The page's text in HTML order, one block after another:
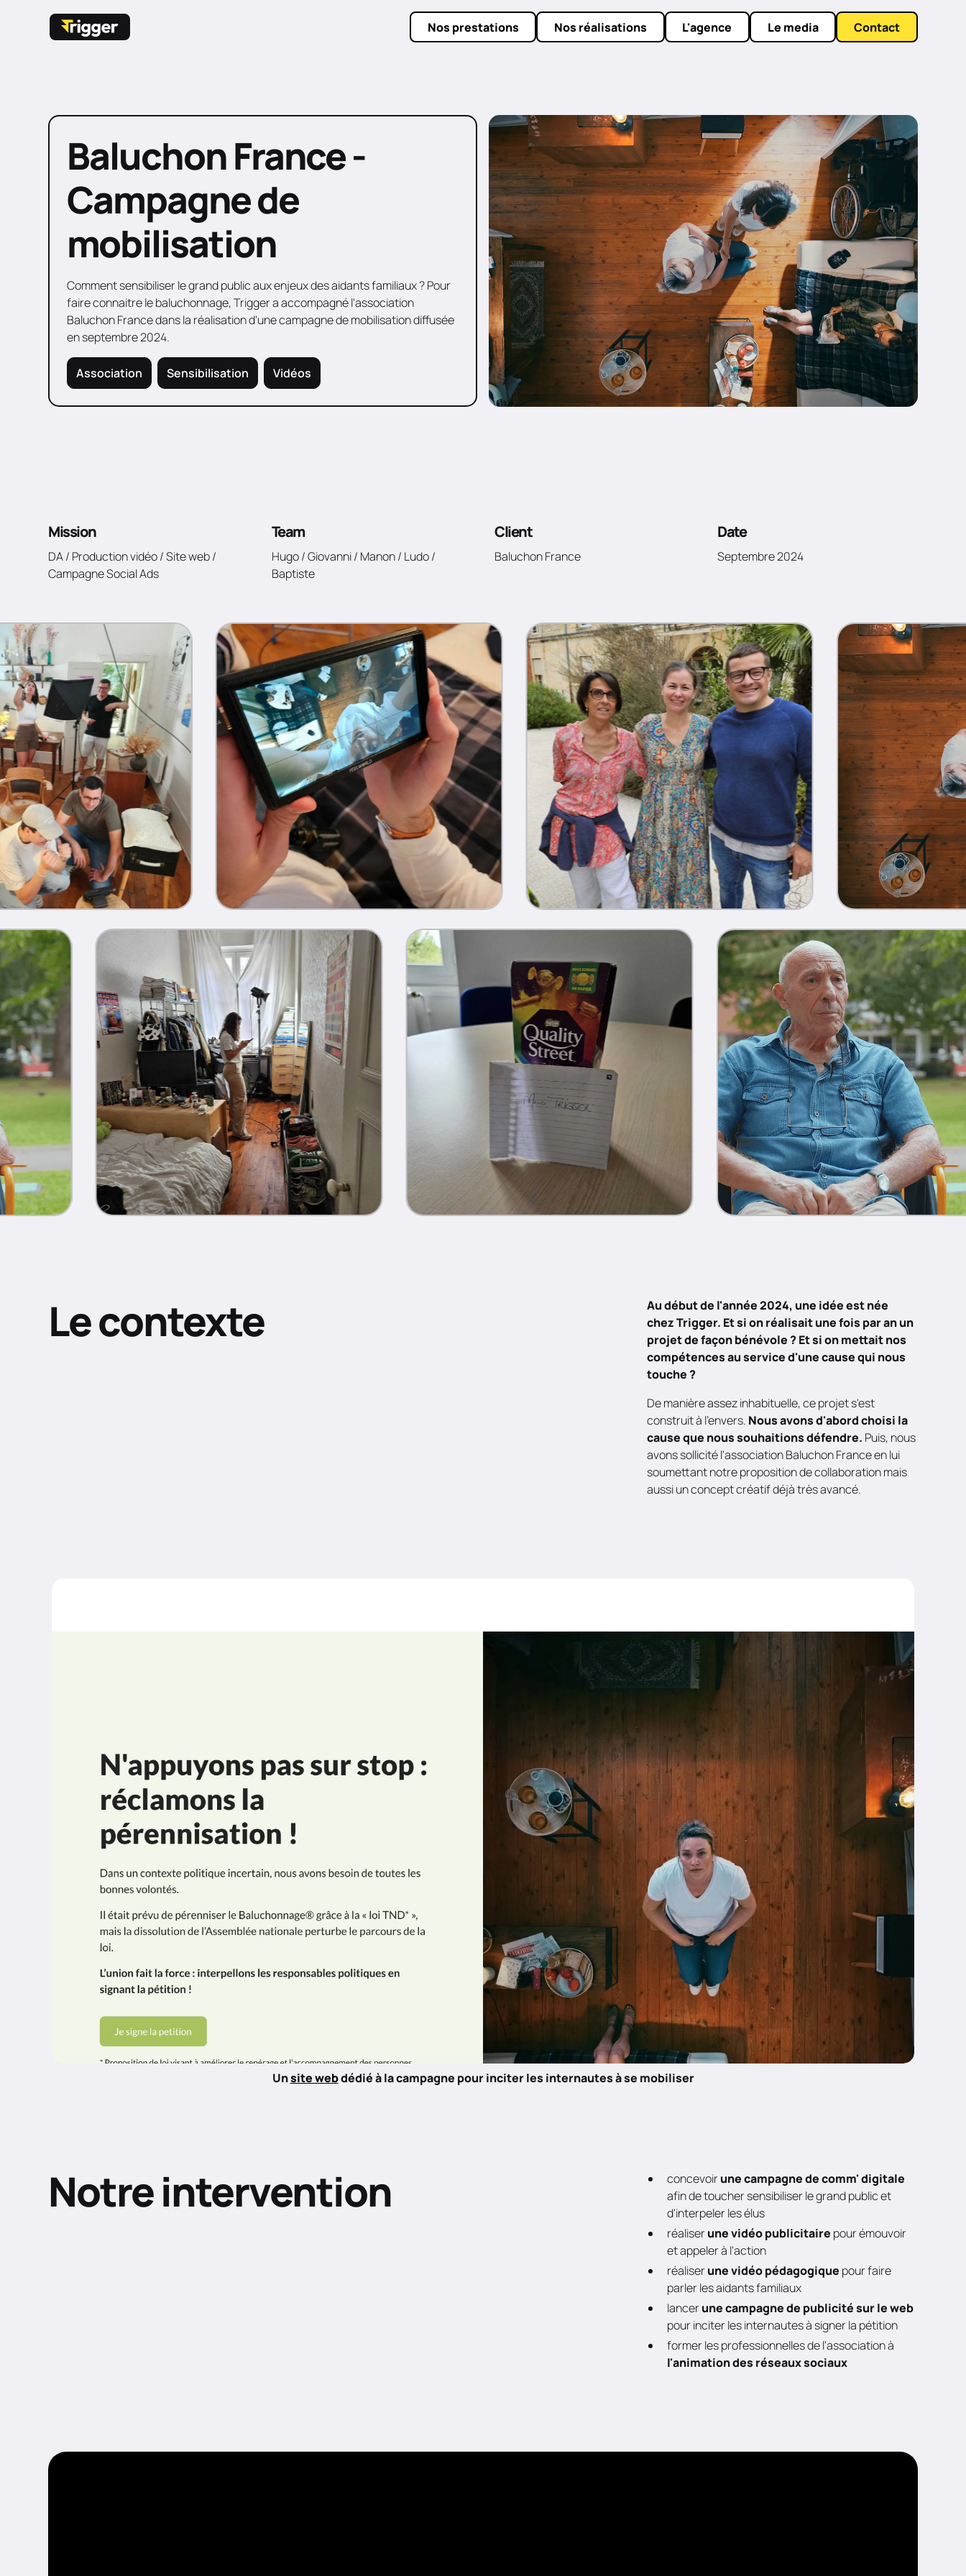
Nos prestations Nos réalisations L'agence Le media Contact
Baluchon France -
Campagne de
mobilisation
Comment sensibiliser le grand public aux enjeux des aidants familiaux ? Pour
faire connaitre le baluchonnage, Trigger a accompagné l'association
Baluchon France dans la réalisation d'une campagne de mobilisation diffusée
en septembre 2024.
Association Sensibilisation Vidéos
Mission
DA / Production vidéo / Site web /
Campagne Social Ads
Team
Hugo / Giovanni / Manon / Ludo /
Baptiste
Client
Baluchon France
Date
Septembre 2024
Le contexte
Au début de l'année 2024, une idée est née
chez Trigger. Et si on réalisait une fois par an un
projet de façon bénévole ? Et si on mettait nos
compétences au service d'une cause qui nous
touche ?
De manière assez inhabituelle, ce projet s'est
construit à l'envers. Nous avons d'abord choisi la
cause que nous souhaitions défendre. Puis, nous
avons sollicité l'association Baluchon France en lui
soumettant notre proposition de collaboration mais
aussi un concept créatif déjà très avancé.
Unsite webdédié à la campagne pour inciter les internautes à se mobiliser
Notre intervention concevoirune campagne de comm' digitale
afin de toucher sensibiliser le grand public et
d'interpeler les élus
réaliserune vidéo publicitaire pour émouvoir
et appeler à l'action
réaliserune vidéo pédagogique pour faire
parler les aidants familiaux
lancerune campagne de publicité sur le web
pour inciter les internautes à signer la pétition
former les professionnelles de l'association à
l'animation des réseaux sociaux